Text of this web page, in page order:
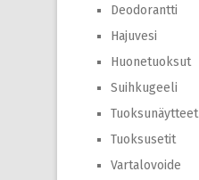
Deodorantti
Hajuvesi
Huonetuoksut
Suihkugeeli
Tuoksunäytteet
Tuoksusetit
Vartalovoide